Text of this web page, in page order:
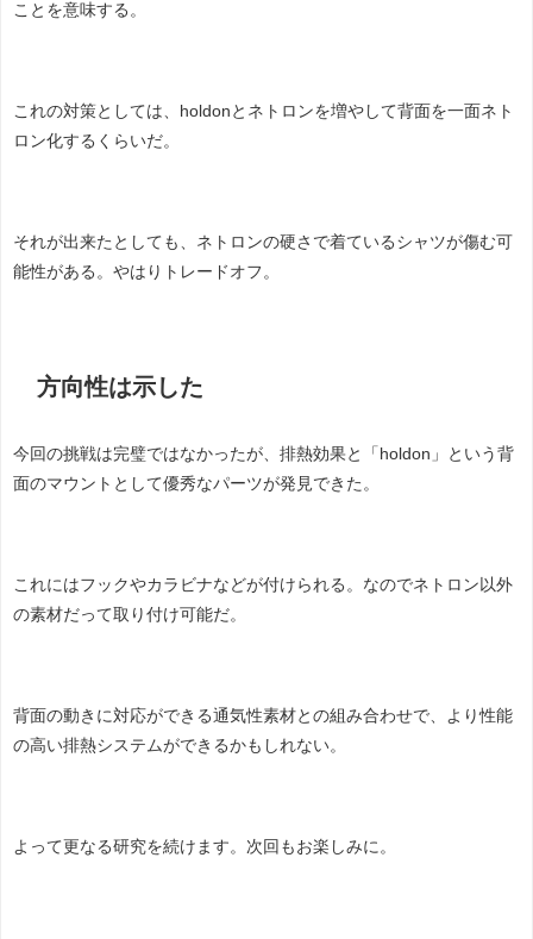
ことを意味する。
これの対策としては、holdonとネトロンを増やして背面を一面ネト
ロン化するくらいだ。
それが出来たとしても、ネトロンの硬さで着ているシャツが傷む可
能性がある。やはりトレードオフ。
方向性は示した
今回の挑戦は完璧ではなかったが、排熱効果と「holdon」という背
面のマウントとして優秀なパーツが発見できた。
これにはフックやカラビナなどが付けられる。なのでネトロン以外
の素材だって取り付け可能だ。
背面の動きに対応ができる通気性素材との組み合わせで、より性能
の高い排熱システムができるかもしれない。
よって更なる研究を続けます。次回もお楽しみに。